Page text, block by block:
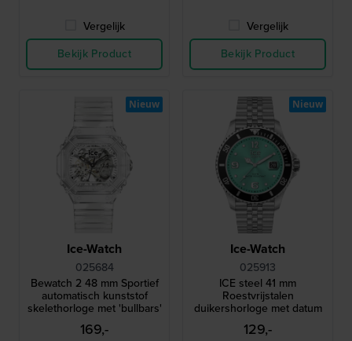
Vergelijk
Bekijk Product
Vergelijk
Bekijk Product
Ice-Watch
025684
Bewatch 2 48 mm Sportief
automatisch kunststof
skelethorloge met 'bullbars'
169,-
Nieuw
Ice-Watch
025913
ICE steel 41 mm
Roestvrijstalen
duikershorloge met datum
129,-
Nieuw